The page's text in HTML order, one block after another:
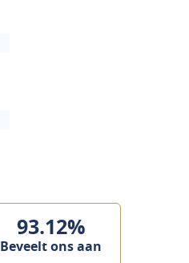
93.12%
Beveelt ons aan